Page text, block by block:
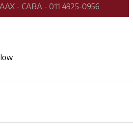
- CABA - 011 4925-0956